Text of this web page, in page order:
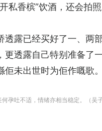
私香槟”饮酒，还会拍
透露已经买好了一、两
更透露自己特别准备了
佢未出世时为佢作嘅歌
孕吐不适，情绪亦相当稳定。（吴子